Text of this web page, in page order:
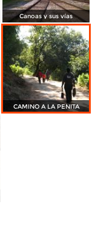
Canoas y sus vías
CAMINO A LA PEÑITA